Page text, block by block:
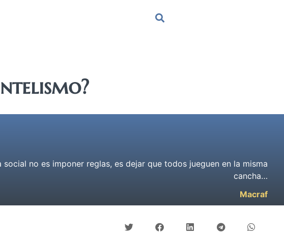
social no es imponer reglas, es dejar que todos jueguen en la misma
cancha…
Macraf